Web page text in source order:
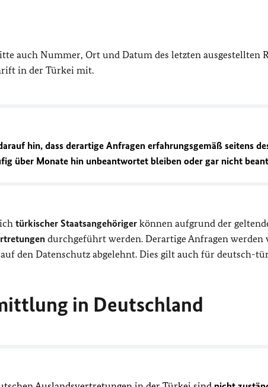
auch Nummer, Ort und Datum des letzten ausgestellten
in der Türkei mit.
hin, dass derartige Anfragen erfahrungsgemäß seitens
über Monate hin unbeantwortet bleiben oder gar nicht
türkischer Staatsangehöriger können aufgrund der
durchgeführt werden. Derartige Anfragen werden
den Datenschutz abgelehnt. Dies gilt auch für deutsch-
in Deutschland